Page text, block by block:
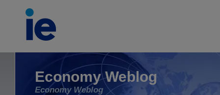
Economy Weblog
Economy Weblog